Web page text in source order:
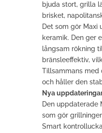
bjuda stort, grilla
brisket,
Det som gör Maxi
keramik. Den ger
långsam rökning
bränsleeffektiv,
Tillsammans med
och håller den
Nya
Den uppdaterade
som gör
Smart